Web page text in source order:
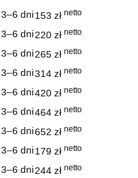
3–6 dni153 zł netto
3–6 dni220 zł netto
3–6 dni265 zł netto
3–6 dni314 zł netto
3–6 dni420 zł netto
3–6 dni464 zł netto
3–6 dni652 zł netto
3–6 dni179 zł netto
3–6 dni244 zł netto